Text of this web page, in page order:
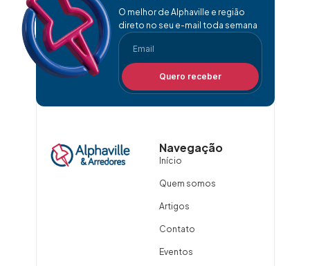
O melhor de Alphaville e região
direto no seu e-mail toda semana
Quero receber
Navegação
Início
Quem somos
Artigos
Contato
Eventos